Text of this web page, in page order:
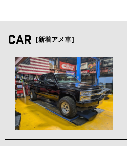
CAR ［新着アメ車］